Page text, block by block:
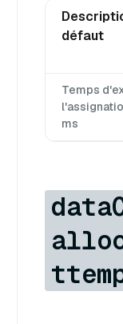
défaut
Temps
ms